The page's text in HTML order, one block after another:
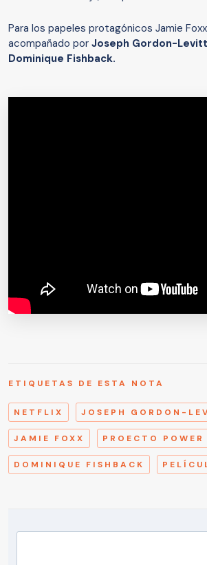
Para los papeles protagónicos Jamie
acompañado por Joseph Gordon-
Dominique Fishback.
ETIQUETAS DE ESTA NOTA
NETFLIX JOSEPH GORDON-
JAMIE FOXX PROECTO POWER
DOMINIQUE FISHBACK